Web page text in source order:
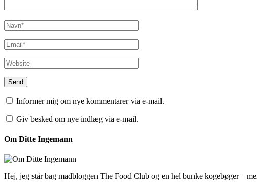
Informer mig om nye kommentarer via e-mail.
Giv besked om nye indlæg via e-mail.
Om Ditte Ingemann
Hej, jeg står bag madbloggen The Food Club og en hel bunke kogebøger –